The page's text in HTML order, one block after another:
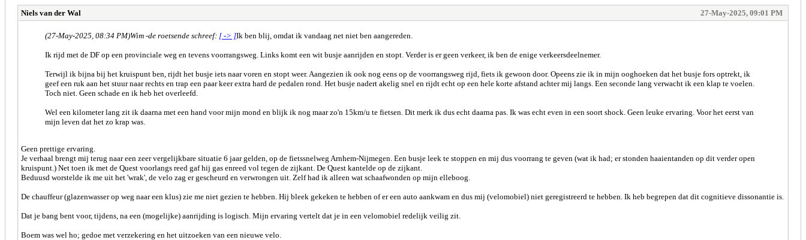
Niels van der Wal 27-May-2025, 09:01 PM
(27-May-2025, 08:34 PM)Wim -de roetsende schreef: [ -> ]Ik ben blij, omdat ik vandaag net niet ben aangereden.
Ik rijd met de DF op een provinciale weg en tevens voorrangsweg. Links komt een wit busje aanrijden en stopt. Verder is er geen verkeer, ik ben de enige verkeersdeelnemer.
Terwijl ik bijna bij het kruispunt ben, rijdt het busje iets naar voren en stopt weer. Aangezien ik ook nog eens op de voorrangsweg rijd, fiets ik gewoon door. Opeens zie ik in mijn ooghoeken dat het busje fors optrekt, ik
geef een ruk aan het stuur naar rechts en trap een paar keer extra hard de pedalen rond. Het busje nadert akelig snel en rijdt echt op een hele korte afstand achter mij langs. Een seconde lang verwacht ik een klap te voelen.
Toch niet. Geen schade en ik heb het overleefd.
Wel een kilometer lang zit ik daarna met een hand voor mijn mond en blijk ik nog maar zo'n 15km/u te fietsen. Dit merk ik dus echt daarna pas. Ik was echt even in een soort shock. Geen leuke ervaring. Voor het eerst van
mijn leven dat het zo krap was.
Geen prettige ervaring.
Je verhaal brengt mij terug naar een zeer vergelijkbare situatie 6 jaar gelden, op de fietssnelweg Arnhem-Nijmegen. Een busje leek te stoppen en mij dus voorrang te geven (wat ik had; er stonden haaientanden op dit verder open
kruispunt.) Net toen ik met de Quest voorlangs reed gaf hij gas enreed vol tegen de zijkant. De Quest kantelde op de zijkant.
Beduusd worstelde ik me uit het 'wrak', de velo zag er gescheurd en verwrongen uit. Zelf had ik alleen wat schaafwonden op mijn elleboog.
De chauffeur (glazenwasser op weg naar een klus) zie me niet gezien te hebben. Hij bleek gekeken te hebben of er een auto aankwam en dus mij (velomobiel) niet geregistreerd te hebben. Ik heb begrepen dat dit cognitieve dissonantie is.
Dat je bang bent voor, tijdens, na een (mogelijke) aanrijding is logisch. Mijn ervaring vertelt dat je in een velomobiel redelijk veilig zit.
Boem was wel ho; gedoe met verzekering en het uitzoeken van een nieuwe velo.